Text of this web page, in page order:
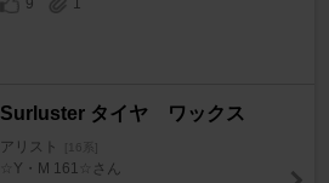
9 1
Surluster タイヤ ワックス
アリスト [16系]
☆Y・M 161☆さん